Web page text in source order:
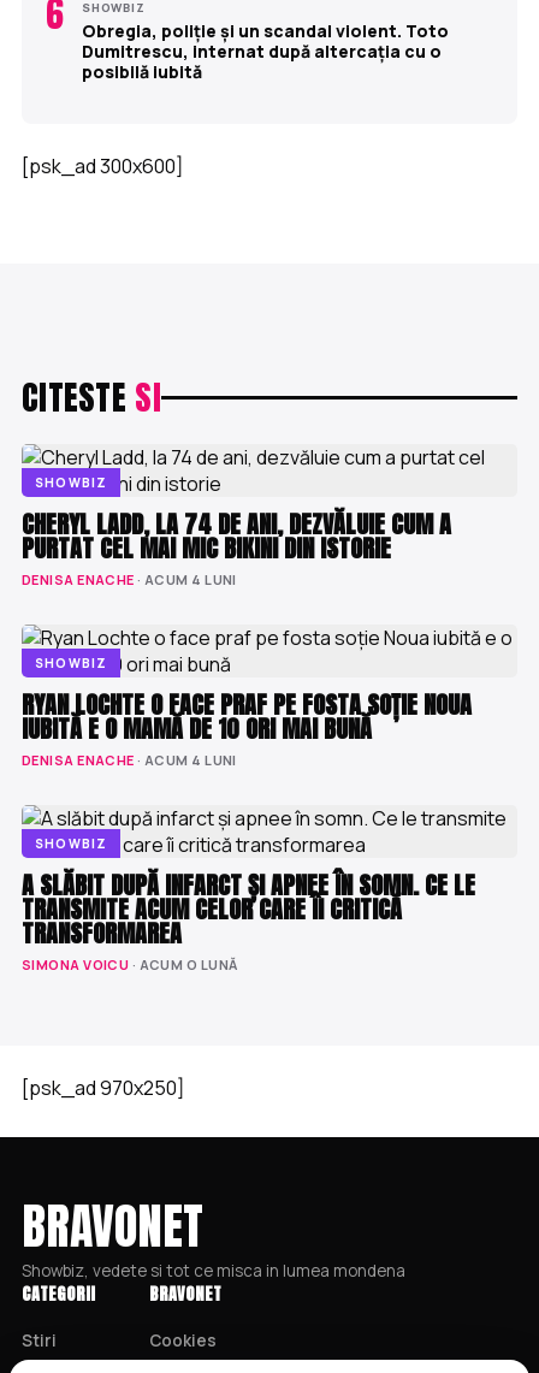
6 SHOWBIZ
Obregia, poliție și un scandal violent. Toto
Dumitrescu, internat după altercația cu o
posibilă iubită
[psk_ad 300x600]
CITESTE SI
SHOWBIZ
CHERYL LADD, LA 74 DE ANI, DEZVĂLUIE CUM A
PURTAT CEL MAI MIC BIKINI DIN ISTORIE
DENISA ENACHE · ACUM 4 LUNI
SHOWBIZ
RYAN LOCHTE O FACE PRAF PE FOSTA SOȚIE NOUA
IUBITĂ E O MAMĂ DE 10 ORI MAI BUNĂ
DENISA ENACHE · ACUM 4 LUNI
SHOWBIZ
A SLĂBIT DUPĂ INFARCT ȘI APNEE ÎN SOMN. CE LE
TRANSMITE ACUM CELOR CARE ÎI CRITICĂ
TRANSFORMAREA
SIMONA VOICU · ACUM O LUNĂ
[psk_ad 970x250]
BRAVONET
Showbiz, vedete si tot ce misca in lumea mondena
CATEGORII
Stiri
BRAVONET
Cookies